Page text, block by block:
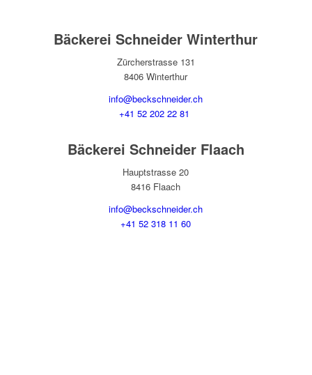
Bäckerei Schneider Winterthur
Zürcherstrasse 131
8406 Winterthur
info@beckschneider.ch
+41 52 202 22 81
Bäckerei Schneider Flaach
Hauptstrasse 20
8416 Flaach
info@beckschneider.ch
+41 52 318 11 60